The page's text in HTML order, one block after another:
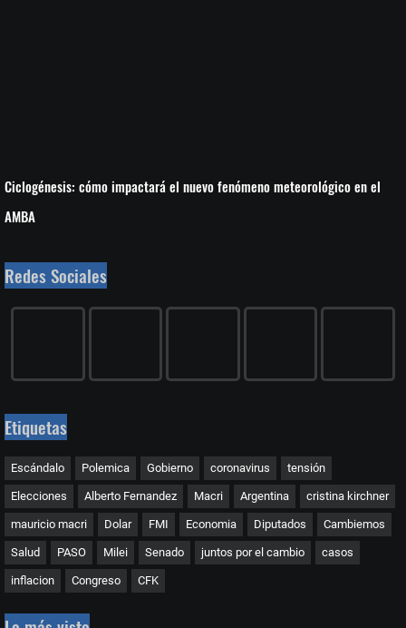
Ciclogénesis: cómo impactará el nuevo fenómeno meteorológico en el
AMBA
Redes Sociales
Etiquetas
Escándalo Polemica Gobierno coronavirus tensión
Elecciones Alberto Fernandez Macri Argentina cristina kirchner
mauricio macri Dolar FMI Economia Diputados Cambiemos
Salud PASO Milei Senado juntos por el cambio casos
inflacion Congreso CFK